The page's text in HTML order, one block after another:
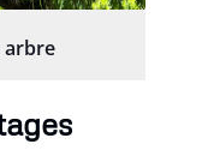
arbre